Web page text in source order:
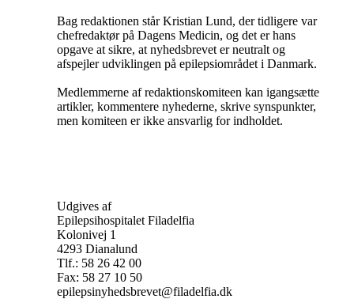
Bag redaktionen står Kristian Lund, der tidligere var
chefredaktør på Dagens Medicin, og det er hans
opgave at sikre, at nyhedsbrevet er neutralt og
afspejler udviklingen på epilepsiområdet i Danmark.
Medlemmerne af redaktionskomiteen kan igangsætte
artikler, kommentere nyhederne, skrive synspunkter,
men komiteen er ikke ansvarlig for indholdet.
Udgives af
Epilepsihospitalet Filadelfia
Kolonivej 1
4293 Dianalund
Tlf.: 58 26 42 00
Fax: 58 27 10 50
epilepsinyhedsbrevet@filadelfia.dk